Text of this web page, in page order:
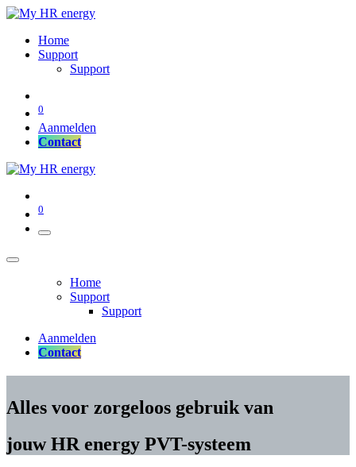
Home
Support
Support
0
Aanmelden
Co​​​ntact​​​​​​​​
0
Home
Support
Support
Aanmelden
Co​​​ntact​​​​​​​​
Alles voor zorgeloos gebruik van
jouw HR energy PVT-systeem